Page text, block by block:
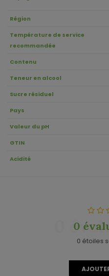
Région
Température de service
recommandée
Contenu
Teneur en alcool
Sucre résiduel
Pays
Valeur du pH
GTIN
Acidité
0
0
0 étoiles